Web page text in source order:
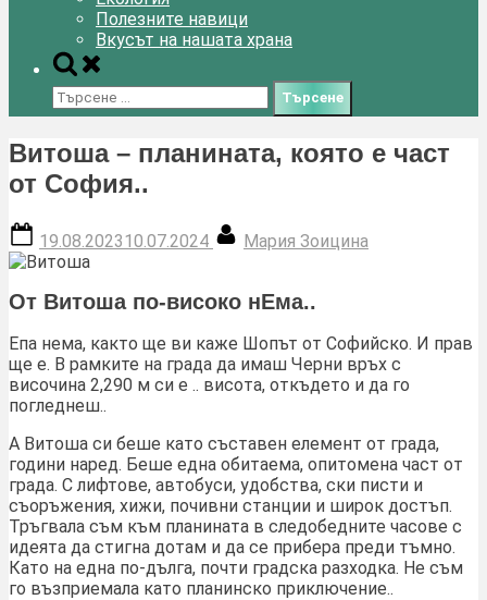
Полезните навици
Вкусът на нашата храна
Toggle
search
form
Търсене
за:
Витоша – планината, която е част
от София..
Posted
on
19.08.202310.07.2024
By
Мария Зоицина
От Витоша по-високо нЕма..
Епа нема, както ще ви каже Шопът от Софийско. И прав
ще е. В рамките на града да имаш Черни връх с
височина 2,290 м си е .. висота, откъдето и да го
погледнеш..
А Витоша си беше като съставен елемент от града,
години наред. Беше една обитаема, опитомена част от
града. С лифтове, автобуси, удобства, ски писти и
съоръжения, хижи, почивни станции и широк достъп.
Тръгвала съм към планината в следобедните часове с
идеята да стигна дотам и да се прибера преди тъмно.
Като на една по-дълга, почти градска разходка. Не съм
го възприемала като планинско приключение..